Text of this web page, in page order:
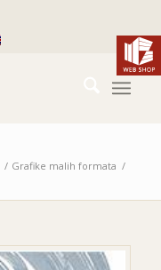
/ Grafike malih formata /